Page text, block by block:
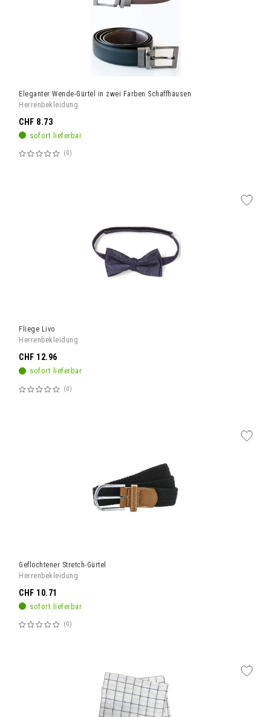
Eleganter Wende-Gürtel in zwei Farben Schaffhausen
Herrenbekleidung
sofort lieferbar
Bewertung:
0
CHF 8.73
Fliege Livo
Herrenbekleidung
sofort lieferbar
Bewertung:
0
CHF 12.96
Geflochtener Stretch-Gürtel
Herrenbekleidung
sofort lieferbar
Bewertung:
0
CHF 10.71